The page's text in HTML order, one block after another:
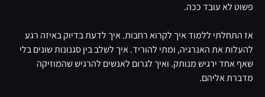
פשוט לא עובד ככה.
אז התחלתי ללמוד איך לקרוא רחבות. איך לדעת בדיוק באיזה רגע
להעלות את האנרגיה, ומתי להוריד. איך לשלב בין סגנונות שונים בלי
שאף אחד ירגיש מנותק. ואיך לגרום לאנשים להרגיש שהמוזיקה
מדברת אליהם.